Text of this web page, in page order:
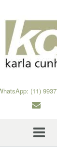
(11)